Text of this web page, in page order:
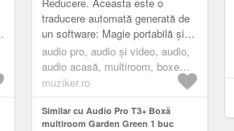
Reducere. Aceasta este o
traducere automată generată de
un software: Magie portabilă și
fără fir - difuzor Bluetooth cu
baterie. Durată mare de viață a
bater...
audio pro, audio și video, audio,
audio acasă, multiroom, boxe
multiroom, green
muziker.ro
Similar cu Audio Pro T3+ Boxă
multiroom Garden Green 1 buc